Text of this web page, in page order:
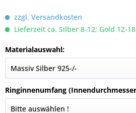
zzgl. Versandkosten
Lieferzeit ca. Silber 8-12; Gold 12-
Materialauswahl:
Ringinnenumfang